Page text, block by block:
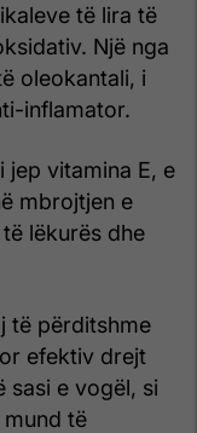
të lira të
Një nga
oleokantali, i
inflamator.
jep vitamina E, e
mbrojtjen e
lëkurës dhe
të përditshme
efektiv drejt
sasi e vogël, si
mund të